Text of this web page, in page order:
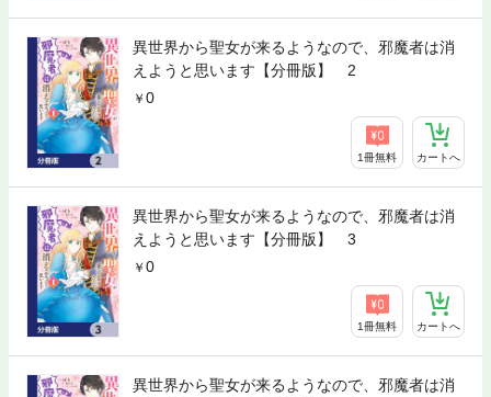
異世界から聖女が来るようなので、邪魔者は消
えようと思います【分冊版】 2
0
1冊無料 カートへ
異世界から聖女が来るようなので、邪魔者は消
えようと思います【分冊版】 3
0
1冊無料 カートへ
異世界から聖女が来るようなので、邪魔者は消